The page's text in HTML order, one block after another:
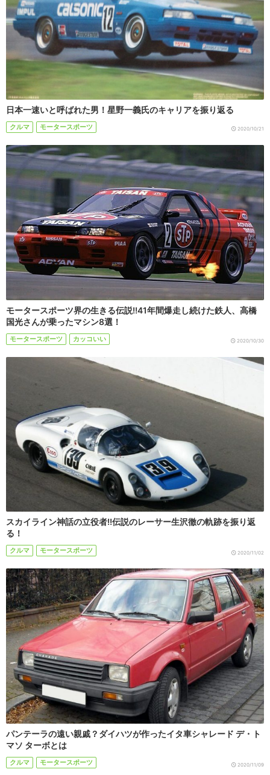
日本一速いと呼ばれた男！星野一義氏のキャリアを振り返る
クルマ モータースポーツ 2020/10/21
モータースポーツ界の生きる伝説!!41年間爆走し続けた鉄人、高橋
国光さんが乗ったマシン8選！
モータースポーツ カッコいい 2020/10/30
スカイライン神話の立役者!!伝説のレーサー生沢徹の軌跡を振り返
る！
クルマ モータースポーツ 2020/11/02
パンテーラの遠い親戚？ダイハツが作ったイタ車シャレード デ・ト
マソ ターボとは
クルマ モータースポーツ 2020/11/09